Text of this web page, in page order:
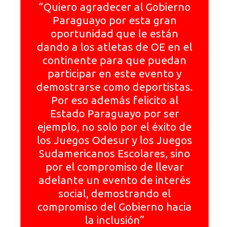
“Quiero agradecer al Gobierno
Paraguayo por esta gran
oportunidad que le están
dando a los atletas de OE en el
continente para que puedan
participar en este evento y
demostrarse como deportistas.
Por eso además felicito al
Estado Paraguayo por ser
ejemplo, no solo por el éxito de
los Juegos Odesur y los Juegos
Sudamericanos Escolares, sino
por el compromiso de llevar
adelante un evento de interés
social, demostrando el
compromiso del Gobierno hacia
la inclusión”